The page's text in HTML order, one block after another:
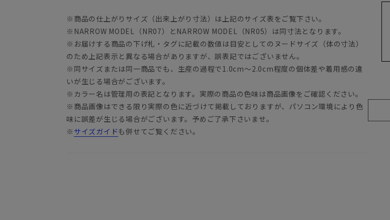
※商品の仕上がりサイズ（出来上がり寸法）は上記のサイズ表をご覧下さい。
※NARROW MODEL（NR07）とNARROW MODEL（NR05）は同寸法となります。
※お届けする商品の下げ札・タグに記載の数値は目安としてのヌードサイズ（体の寸法）
のため上記表示と異なる場合がありますが、誤表記ではございません。
※同サイズまたは同一商品でも、生産の過程で1.0cm～2.0cm程度の個体差や着用感の違
いが生じる場合がございます。
※カラー名は管理用の表記となります。実際の商品の色味は商品画像をご確認ください。
※商品画像はできる限り実際の色に近づけて掲載しておりますが、パソコン環境により色
味に誤差が生じる場合がございます。予めご了承下さいませ。
※ サイズガイドも併せてご覧ください。